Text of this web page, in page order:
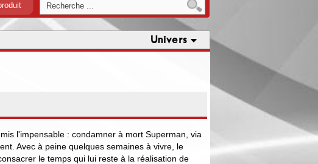
Univers
l'impensable : condamner à mort Superman, via
Avec à peine quelques semaines à vivre, le
le temps qui lui reste à la réalisation de